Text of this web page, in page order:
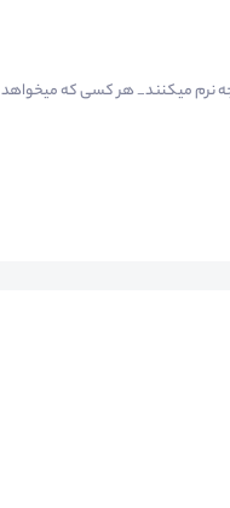
نرم میکنند_ هر کسی که میخواهد